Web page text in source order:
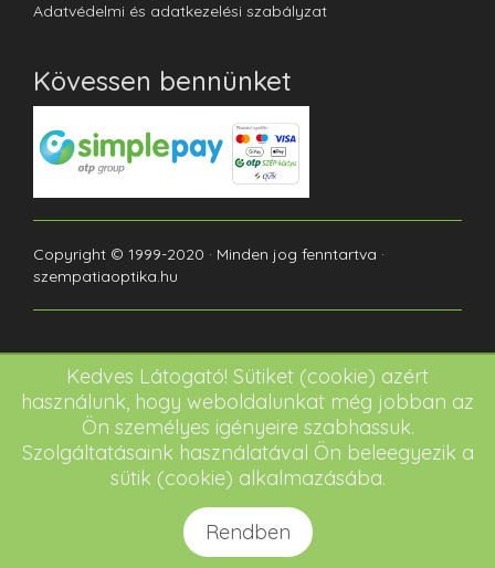
Adatvédelmi és adatkezelési szabályzat
Kövessen bennünket
Copyright © 1999-2020 · Minden jog fenntartva ·
szempatiaoptika.hu
Kedves Látogató! Sütiket (cookie) azért
használunk, hogy weboldalunkat még jobban az
Ön személyes igényeire szabhassuk.
Szolgáltatásaink használatával Ön beleegyezik a
sütik (cookie) alkalmazásába.
Rendben